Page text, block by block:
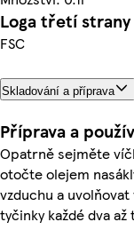
Loga třetí strany
FSC
Skladování a příprava
Příprava a
Opatrně sejměte
otočte olejem
vzduchu a
tyčinky každé dva